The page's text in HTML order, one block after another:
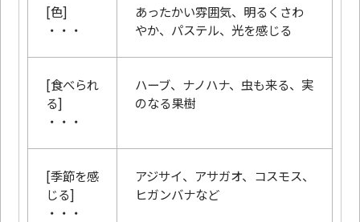
[色]
・・・
あったかい雰囲気、明るくさわ
やか、パステル、光を感じる
[食べられ
る]
・・・
ハーブ、ナノハナ、虫も来る、実
のなる果樹
[季節を感
じる]
・・・
アジサイ、アサガオ、コスモス、
ヒガンバナなど